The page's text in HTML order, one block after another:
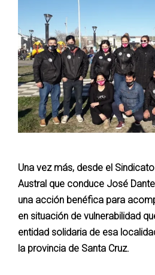
Una vez más, desde el
Austral que conduce José
una acción benéfica para
en situación de vulnerabilidad
entidad solidaria de esa
la provincia de Santa Cruz.